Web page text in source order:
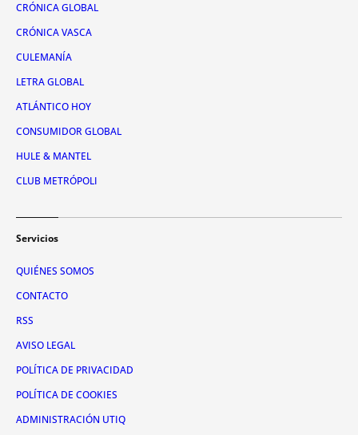
CRÓNICA GLOBAL
CRÓNICA VASCA
CULEMANÍA
LETRA GLOBAL
ATLÁNTICO HOY
CONSUMIDOR GLOBAL
HULE & MANTEL
CLUB METRÓPOLI
Servicios
QUIÉNES SOMOS
CONTACTO
RSS
AVISO LEGAL
POLÍTICA DE PRIVACIDAD
POLÍTICA DE COOKIES
ADMINISTRACIÓN UTIQ